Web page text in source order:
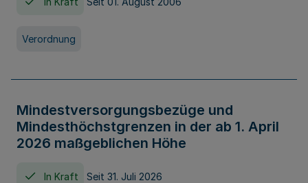
Verordnung
Mindestversorgungsbezüge und
Mindesthöchstgrenzen in der ab 1. April
2026 maßgeblichen Höhe
In Kraft Seit 31. Juli 2026